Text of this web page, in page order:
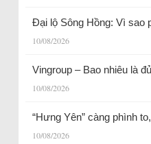
Đại lộ Sông Hồng: Vì sao
10/08/2026
Vingroup – Bao nhiêu là
10/08/2026
“Hưng Yên” càng phình
10/08/2026